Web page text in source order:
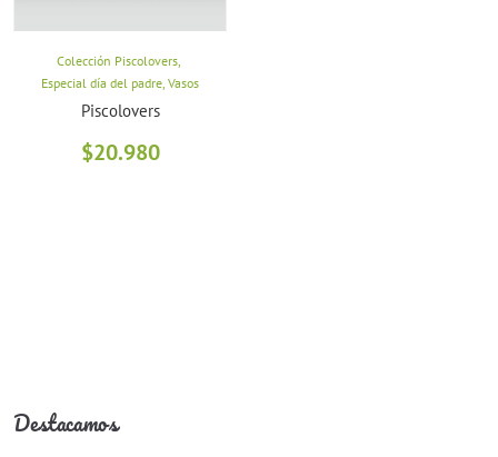
Colección Piscolovers,
Especial día del padre, Vasos
Piscolovers
$20.980
Destacamos